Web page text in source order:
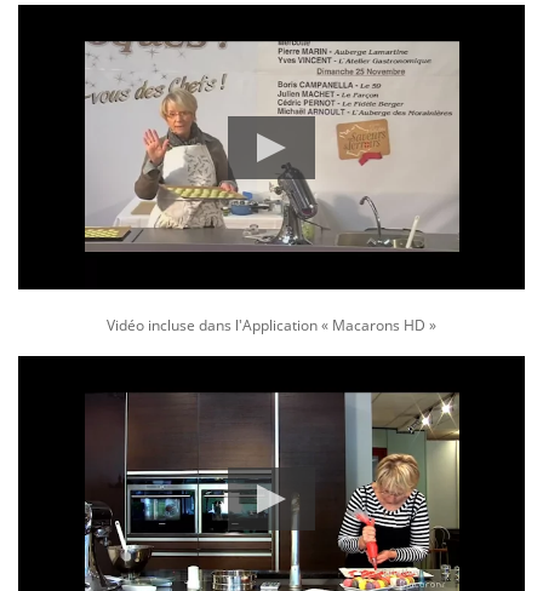
Vidéo incluse dans l'Application « Macarons HD »